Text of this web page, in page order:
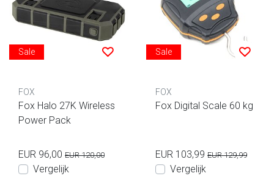
Sale
FOX
Fox Halo 27K Wireless
Power Pack
EUR 96,00 EUR 120,00
Vergelijk
Sale
FOX
Fox Digital Scale 60 kg
EUR 103,99 EUR 129,99
Vergelijk